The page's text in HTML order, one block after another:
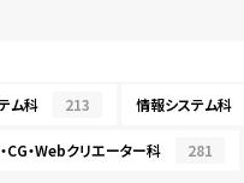
ム科 213 情報システム科
CG・Webクリエーター科 281